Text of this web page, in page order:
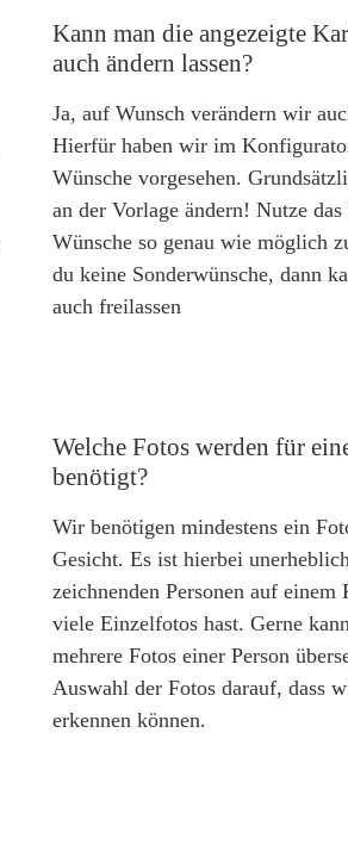
Kann man die angezeigte
auch ändern lassen?
Ja, auf Wunsch verändern wir
Hierfür haben wir im
Wünsche vorgesehen.
an der Vorlage ändern! Nutze
Wünsche so genau wie möglich
du keine Sonderwünsche, dann
auch freilassen
Welche Fotos werden für
benötigt?
Wir benötigen mindestens ein
Gesicht. Es ist hierbei
zeichnenden Personen auf einem
viele Einzelfotos hast. Gerne
mehrere Fotos einer Person
Auswahl der Fotos darauf, dass
erkennen können.